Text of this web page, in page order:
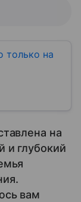
только на
на
глубокий
вам